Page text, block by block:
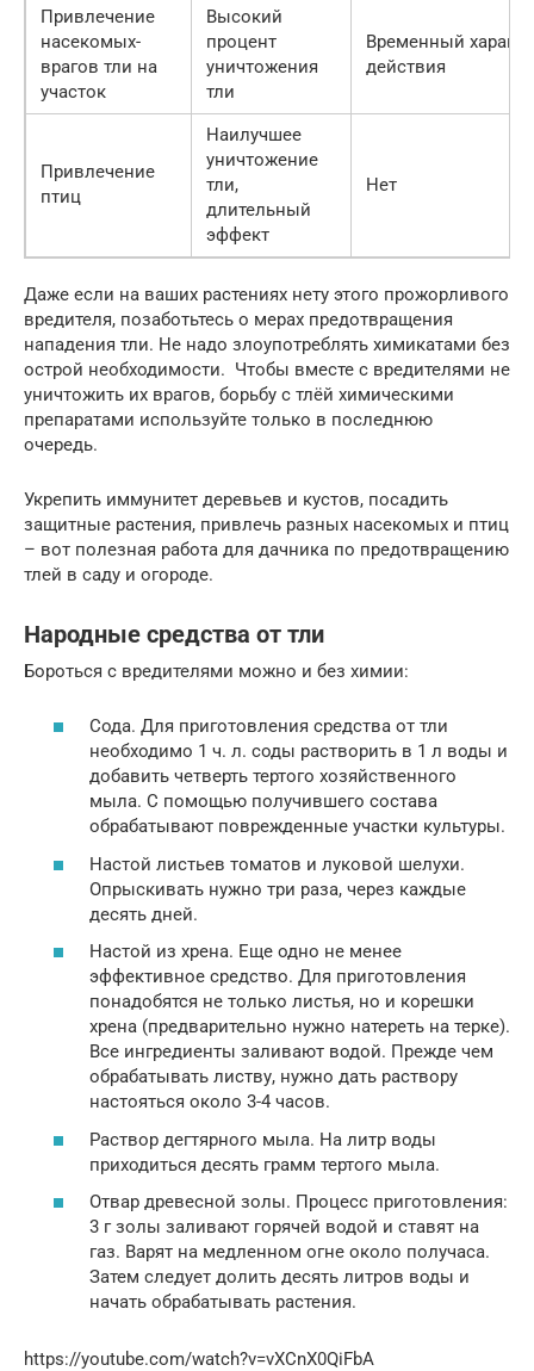
Привлечение
насекомых-
врагов тли на
участок
Высокий
процент
уничтожения
тли
Временный
действия
Привлечение
птиц
Наилучшее
уничтожение
тли,
длительный
эффект
Нет
Даже если на ваших растениях нету этого прожорливого
вредителя, позаботьтесь о мерах предотвращения
нападения тли. Не надо злоупотреблять химикатами без
острой необходимости. Чтобы вместе с вредителями не
уничтожить их врагов, борьбу с тлёй химическими
препаратами используйте только в последнюю
очередь.
Укрепить иммунитет деревьев и кустов, посадить
защитные растения, привлечь разных насекомых и птиц
– вот полезная работа для дачника по предотвращению
тлей в саду и огороде.
Народные средства от тли
Бороться с вредителями можно и без химии:
Сода. Для приготовления средства от тли
необходимо 1 ч. л. соды растворить в 1 л воды и
добавить четверть тертого хозяйственного
мыла. С помощью получившего состава
обрабатывают поврежденные участки культуры.
Настой листьев томатов и луковой шелухи.
Опрыскивать нужно три раза, через каждые
десять дней.
Настой из хрена. Еще одно не менее
эффективное средство. Для приготовления
понадобятся не только листья, но и корешки
хрена (предварительно нужно натереть на терке).
Все ингредиенты заливают водой. Прежде чем
обрабатывать листву, нужно дать раствору
настояться около 3-4 часов.
Раствор дегтярного мыла. На литр воды
приходиться десять грамм тертого мыла.
Отвар древесной золы. Процесс приготовления:
3 г золы заливают горячей водой и ставят на
газ. Варят на медленном огне около получаса.
Затем следует долить десять литров воды и
начать обрабатывать растения.
https://youtube.com/watch?v=vXCnX0QiFbA